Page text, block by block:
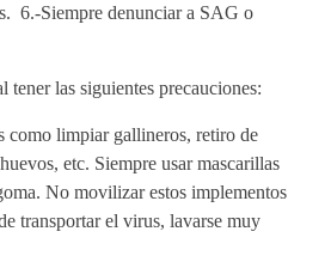
6.-Siempre denunciar a SAG o
tener las siguientes precauciones:
como limpiar gallineros, retiro de
etc. Siempre usar mascarillas
No movilizar estos implementos
transportar el virus, lavarse muy